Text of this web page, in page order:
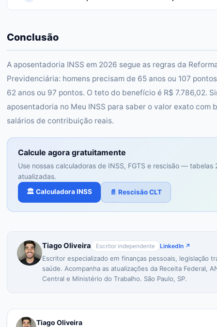
Conclusão
A aposentadoria INSS em 2026 segue as regras da
Previdenciária: homens precisam de 65 anos ou 107
62 anos ou 97 pontos. O teto do benefício é R$ 7.786,02.
aposentadoria no Meu INSS para saber o valor exato com
salários de contribuição reais.
Calcule agora gratuitamente
Use nossas calculadoras de INSS, FGTS e rescisão — tabelas
atualizadas.
🏛️ Calculadora INSS 📄 Rescisão CLT
Tiago Oliveira Escritor independente LinkedIn ↗
Escritor especializado em finanças pessoais, legislação
saúde. Acompanha as atualizações da Receita Federal,
Central e Ministério do Trabalho. São Paulo, SP.
Tiago Oliveira